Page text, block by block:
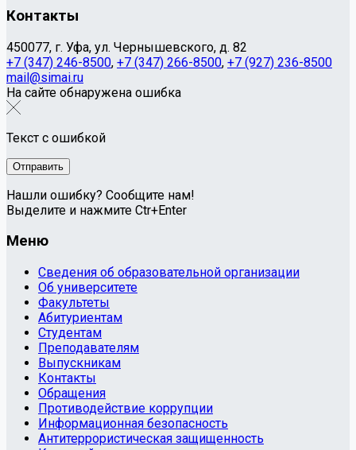
Контакты
450077, г. Уфа, ул. Чернышевского, д. 82
+7 (347) 246-8500, +7 (347) 266-8500, +7 (927) 236-8500
mail@simai.ru
На сайте обнаружена ошибка
Текст с ошибкой
Нашли ошибку? Сообщите нам!
Выделите и нажмите Ctr+Enter
Меню
Сведения об образовательной организации
Об университете
Факультеты
Абитуриентам
Студентам
Преподавателям
Выпускникам
Контакты
Обращения
Противодействие коррупции
Информационная безопасность
Антитеррористическая защищенность